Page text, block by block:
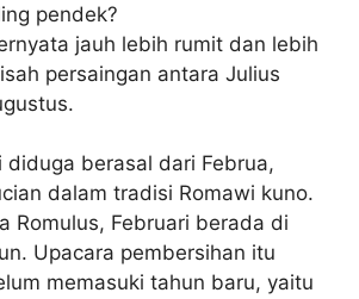
pendek?
jauh lebih rumit dan lebih
persaingan antara Julius
diduga berasal dari Februa,
dalam tradisi Romawi kuno.
Romulus, Februari berada di
Upacara pembersihan itu
memasuki tahun baru, yaitu